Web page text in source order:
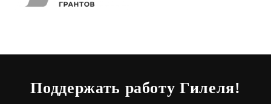
Поддержать работу Гилеля!